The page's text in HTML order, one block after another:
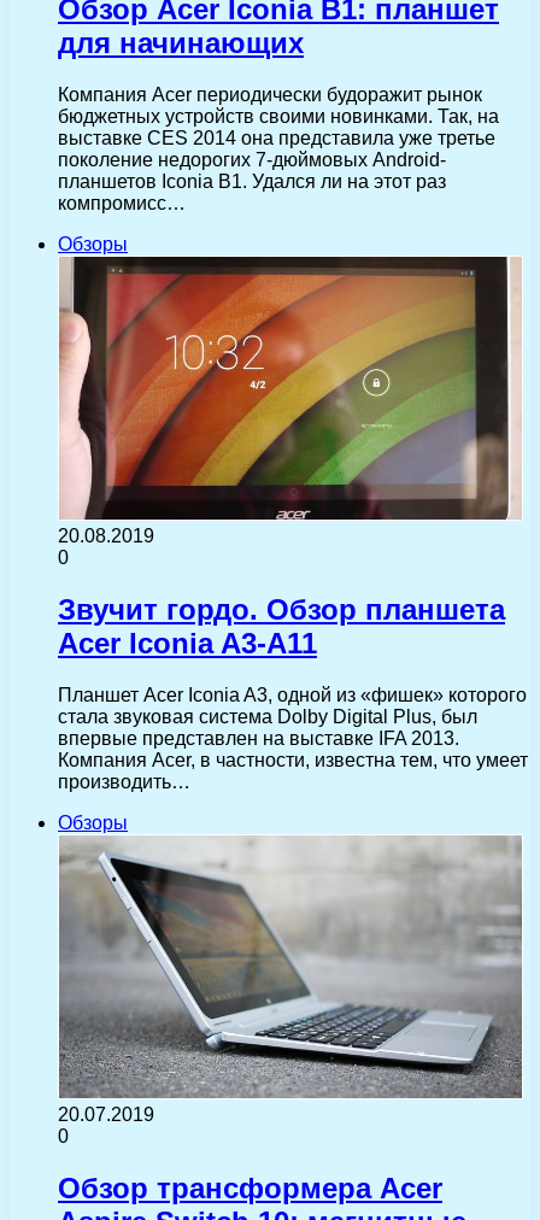
Обзор Acer Iconia B1: планшет
для начинающих
Компания Acer периодически будоражит рынок
бюджетных устройств своими новинками. Так, на
выставке CES 2014 она представила уже третье
поколение недорогих 7-дюймовых Android-
планшетов Iconia B1. Удался ли на этот раз
компромисс…
Обзоры
20.08.2019
0
Звучит гордо. Обзор планшета
Acer Iconia A3-A11
Планшет Acer Iconia A3, одной из «фишек» которого
стала звуковая система Dolby Digital Plus, был
впервые представлен на выставке IFA 2013.
Компания Acer, в частности, известна тем, что умеет
производить…
Обзоры
20.07.2019
0
Обзор трансформера Acer